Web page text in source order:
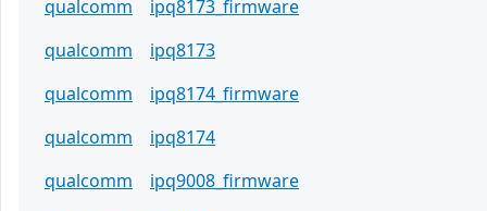
qualcomm
ipq8173_firmware
qualcomm
ipq8173
qualcomm
ipq8174_firmware
qualcomm
ipq8174
qualcomm
ipq9008_firmware